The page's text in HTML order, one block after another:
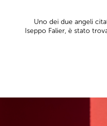
Uno dei due angeli
Iseppo Falier, è stato